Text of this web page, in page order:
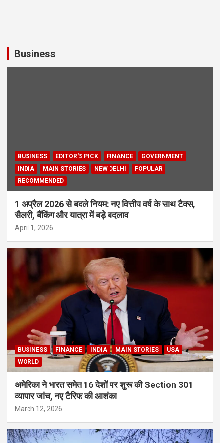
Business
BUSINESS EDITOR'S PICK FINANCE
GOVERNMENT
INDIA
MAIN STORIES NEW DELHI
POPULAR
RECOMMENDED
1 अप्रैल 2026 से बदले नियम: नए वित्तीय वर्ष के साथ टैक्स,
सैलरी, बैंकिंग और यात्रा में बड़े बदलाव
April 1, 2026
BUSINESS FINANCE INDIA MAIN STORIES
USA
WORLD
अमेरिका ने भारत समेत 16 देशों पर शुरू की Section 301
व्यापार जांच, नए टैरिफ की आशंका
March 12, 2026